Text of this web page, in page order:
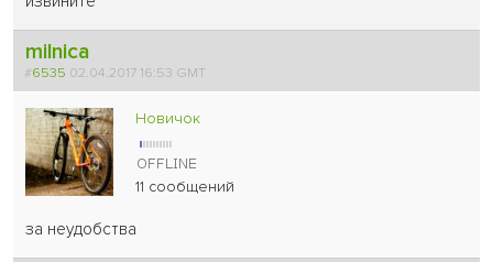
milnica
#6535 02.04.2017 16:53 GMT
Новичок
11 сообщений
за неудобства